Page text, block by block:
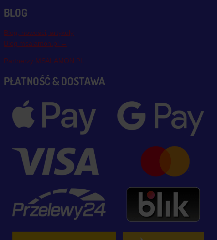
BLOG
Blog, nowości, artykuły
Blog msalamon.pl →
Partnerzy MSALAMON.PL
PŁATNOŚĆ & DOSTAWA